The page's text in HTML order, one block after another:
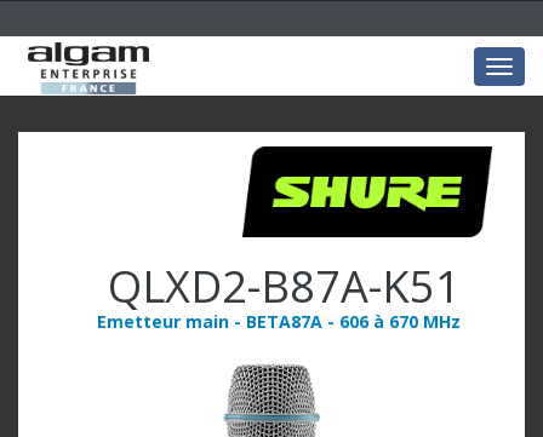
QLXD2-B87A-K51
Emetteur main - BETA87A - 606 à 670 MHz